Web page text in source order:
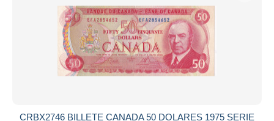
CRBX2746 BILLETE CANADA 50 DOLARES 1975 SERIE